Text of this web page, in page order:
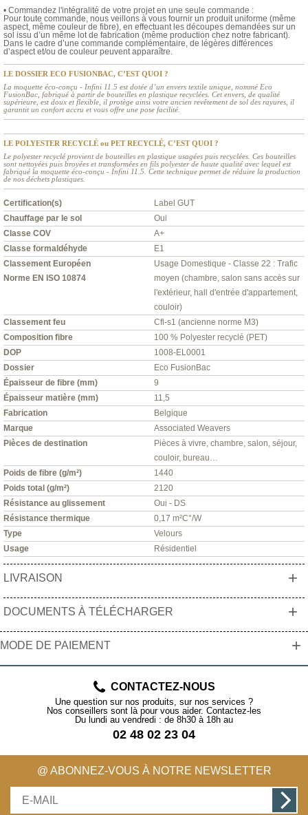
• Commandez l'intégralité de votre projet en une seule commande :
Pour toute commande, nous veillons à vous fournir un produit uniforme (même
aspect, même couleur de fibre), en effectuant les découpes demandées sur un
sol issu d’un même lot de fabrication (même production chez notre fabricant).
Dans le cadre d’une commande complémentaire, de légères différences
d’aspect et/ou de couleur peuvent apparaître.
LE DOSSIER ECO FUSIONBAC, C’EST QUOI ?
La moquette éco-conçu - Infini 11.5 est dotée d’un envers textile unique, nommé Eco
FusionBac, fabriqué à partir de bouteilles en plastique recyclées. Cet envers, de qualité
supérieure, est doux et flexible, il protège ainsi votre ancien revêtement de sol des rayures, il
garantit un confort accru et vous offre une pose facilité.
LE POLYESTER RECYCLÉ ou PET RECYCLÉ, C’EST QUOI ?
Le polyester recyclé provient de bouteilles en plastique usagées puis recyclées. Ces bouteilles
sont nettoyées puis broyées et transformées en fils polyester de haute qualité avec lequel est
fabriqué la moquette éco-conçu - Infini 11.5. Cette technique permet de réduire la production
de nos déchets plastiques.
Certification(s)
Label GUT
Chauffage par le sol
Oui
Classe COV
A+
Classe formaldéhyde
E1
Classement Européen
Norme EN ISO 10874
Usage Domestique - Classe 22 : Trafic
moyen (chambre, salon sans accès sur
l'extérieur, hall d'entrée d'appartement,
couloir)
Classement feu
Cfl-s1 (ancienne norme M3)
Composition fibre
100 % Polyester recyclé (PET)
DOP
1008-EL0001
Dossier
Eco FusionBac
Épaisseur de fibre (mm)
9
Épaisseur matière (mm)
11,5
Fabrication
Belgique
Marque
Associated Weavers
Pièces de destination
Pièces à vivre, chambre, salon, séjour,
couloir, bureau…
Poids de fibre (g/m²)
1440
Poids total (g/m²)
2120
Résistance au glissement
Oui - DS
Résistance thermique
0,17 m²C°/W
Type
Velours
Usage
Résidentiel
LIVRAISON +
DOCUMENTS À TÉLÉCHARGER +
MODE DE PAIEMENT +
CONTACTEZ-NOUS
Une question sur nos produits, sur nos services ?
Nos conseillers sont là pour vous aider. Contactez-les
Du lundi au vendredi : de 8h30 à 18h au
02 48 02 23 04
@ ABONNEZ-VOUS À NOTRE NEWSLETTER